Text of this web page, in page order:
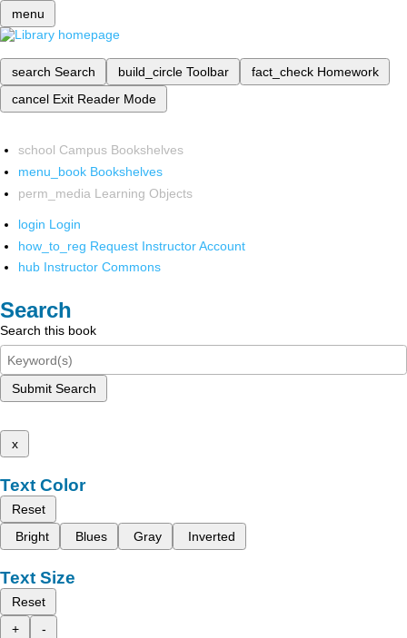
menu
search Search build_circle Toolbar fact_check Homework
cancel Exit Reader Mode
school Campus Bookshelves
menu_book Bookshelves
perm_media Learning Objects
login Login
how_to_reg Request Instructor Account
hub Instructor Commons
Search
Search this book
Submit Search
x
Text Color
Reset
Bright
Blues Gray Inverted
Text Size
Reset
+
-